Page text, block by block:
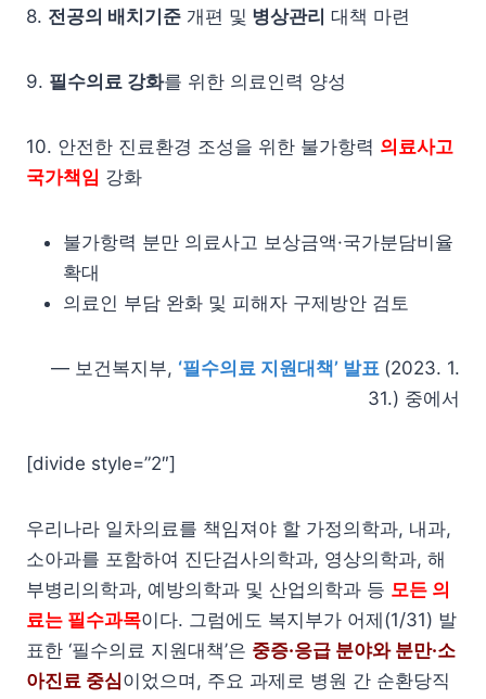
8. 전공의 배치기준 개편 및 병상관리 대책 마련
9. 필수의료 강화를 위한 의료인력 양성
10. 안전한 진료환경 조성을 위한 불가항력 의료사고
국가책임 강화
불가항력 분만 의료사고 보상금액·국가분담비율
확대
의료인 부담 완화 및 피해자 구제방안 검토
— 보건복지부, ‘필수의료 지원대책’ 발표 (2023. 1.
31.) 중에서
[divide style=”2″]
우리나라 일차의료를 책임져야 할 가정의학과, 내과,
소아과를 포함하여 진단검사의학과, 영상의학과, 해
부병리의학과, 예방의학과 및 산업의학과 등 모든 의
료는 필수과목이다. 그럼에도 복지부가 어제(1/31) 발
표한 ‘필수의료 지원대책’은 중증·응급 분야와 분만·소
아진료 중심이었으며, 주요 과제로 병원 간 순환당직